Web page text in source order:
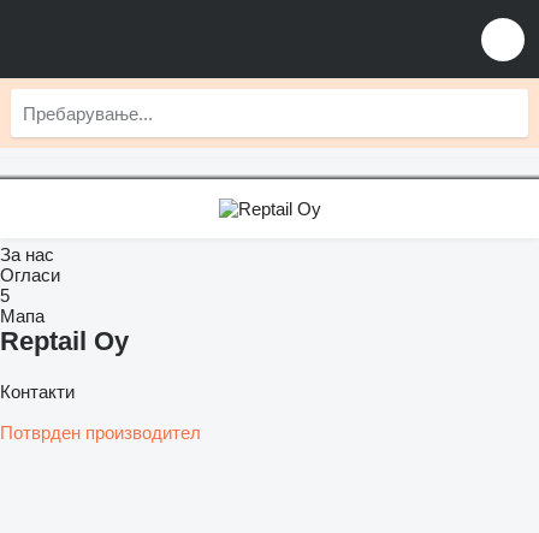
За нас
Огласи
5
Мапа
Reptail Oy
Контакти
Потврден производител